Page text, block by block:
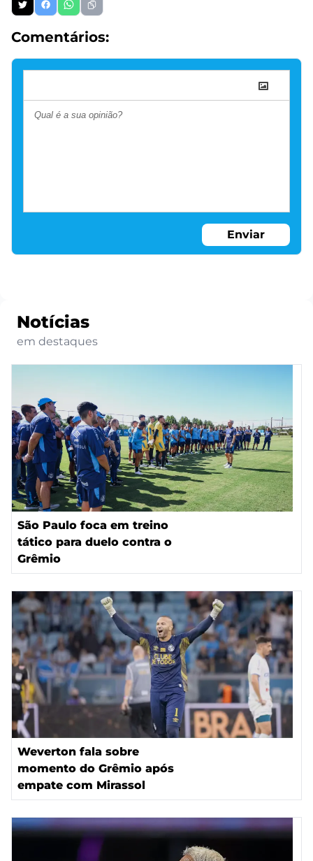
Comentários:
Enviar
Notícias
em destaques
São Paulo foca em treino
tático para duelo contra o
Grêmio
Weverton fala sobre
momento do Grêmio após
empate com Mirassol